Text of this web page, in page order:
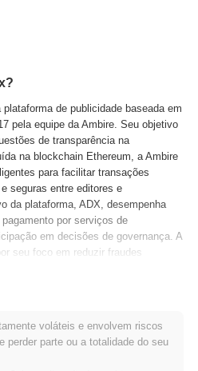
de publicidade baseada em
pela equipe da Ambire. Seu objetivo
de transparência na
na blockchain Ethereum, a Ambire
para facilitar transações
seguras entre editores e
da plataforma, ADX, desempenha
por serviços de
em decisões de governança. A
seu foco em reduzir fraudes
uma combinação única de
interações diretas entre anunciantes
a necessidade de intermediários,
e aumentando a eficiência. Essa
a Ambire AdEx como um jogador
voláteis e envolvem riscos
perder parte ou a totalidade do seu